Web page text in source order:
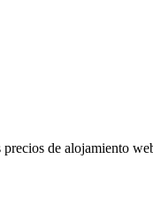
de alojamiento